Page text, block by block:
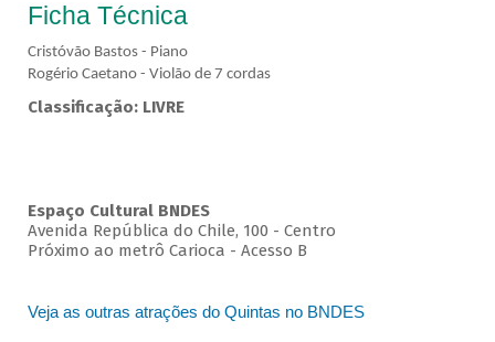
Ficha Técnica
Cristóvão Bastos - Piano
Rogério Caetano - Violão de 7 cordas
Classificação: LIVRE
Espaço Cultural BNDES
Avenida República do Chile, 100 - Centro
Próximo ao metrô Carioca - Acesso B
Veja as outras atrações do Quintas no BNDES